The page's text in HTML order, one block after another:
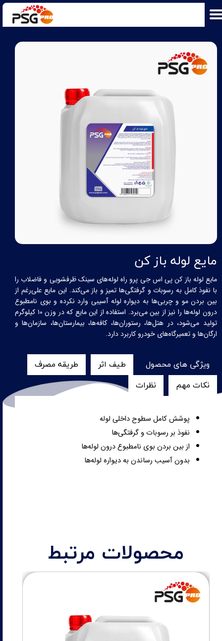
مایع لوله باز کن
مایع لوله باز کن پی اس جی پرو راه لوله‌های سینک ظرفشویی و فاضلاب را
با نفوذ کامل به رسوبات و گرفتگی‌ها تمیز و باز می‌کند. این مایع علی‌رغم از
بین بردن مو و چربی‌ها به دیواره لوله آسیبی وارد نکرده و بوی نامطبوع
درون لوله‌ها را نیز از بین می‌برد. استفاده از این مایع که در وزن ۱۰ کیلوگرم
تولید می‌شود، در هتل‌ها، رستورانها، کافه‌ها، بیمارستان‌ها، سازمان‌ها و
ارگان‌ها و تعمیرگاه‌های خودرو کاربرد دارد.
ویژگی های محصول طیف اثر
طریقه مصرف
نکات مهم
نظرات
پوشش کامل سطوح داخلی لوله
نفوذ بر رسوبات و گرفتگی‌ها
از بین بردن بوی نامطبوع درون لوله‌ها
بدون آسیب رساندن به دیواره لوله‌ها
محصولات مرتبط